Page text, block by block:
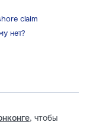
claim
нет?
, чтобы